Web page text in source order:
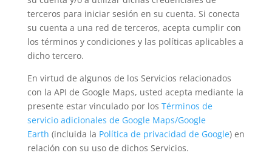
terceros para iniciar sesión en su cuenta. Si conecta
su cuenta a una red de terceros, acepta cumplir con
los términos y condiciones y las políticas aplicables a
dicho tercero.
En virtud de algunos de los Servicios relacionados
con la API de Google Maps, usted acepta mediante la
presente estar vinculado por los Términos de
servicio adicionales de Google Maps/Google
Earth (incluida la Política de privacidad de Google) en
relación con su uso de dichos Servicios.